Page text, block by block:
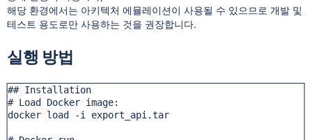
해당 환경에서는 아키텍처 에뮬레이션이 사용될 수 있으므로 개발 및
테스트 용도로만 사용하는 것을 권장합니다.
실행 방법
## Installation
# Load Docker image:
docker load -i export_api.tar